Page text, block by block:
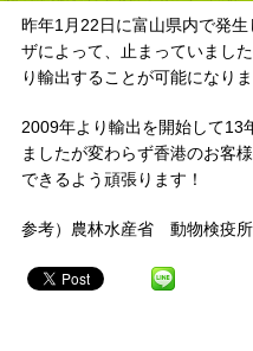
昨年1月22日に富山県内で発
ザによって、止まっていまし
り輸出することが可能になりま
2009年より輸出を開始して13
ましたが変わらず香港のお客
できるよう頑張ります！
参考）農林水産省 動物検疫